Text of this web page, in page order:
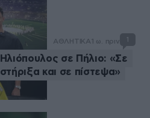
ΑΘΛΗΤΙΚΑ 1 ω. πριν 1
Ηλιόπουλος σε Πήλιο: «Σε
στήριξα και σε πίστεψα»